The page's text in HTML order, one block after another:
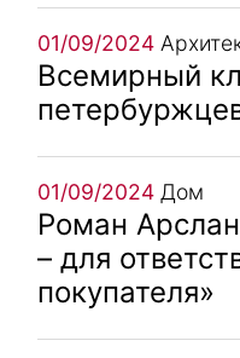
01/09/2024
Всемирный
01/09/2024 Дом
Роман
– для
покупателя»